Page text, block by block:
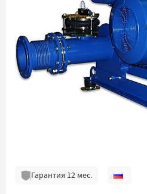
Гарантия 12мес.